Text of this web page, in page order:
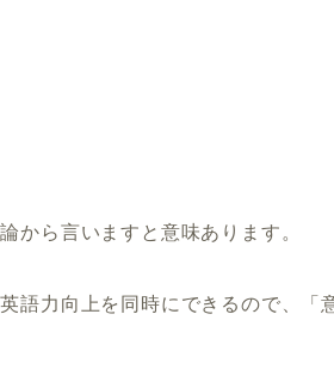
から言いますと意味あります。
語力向上を同時にできるので、「